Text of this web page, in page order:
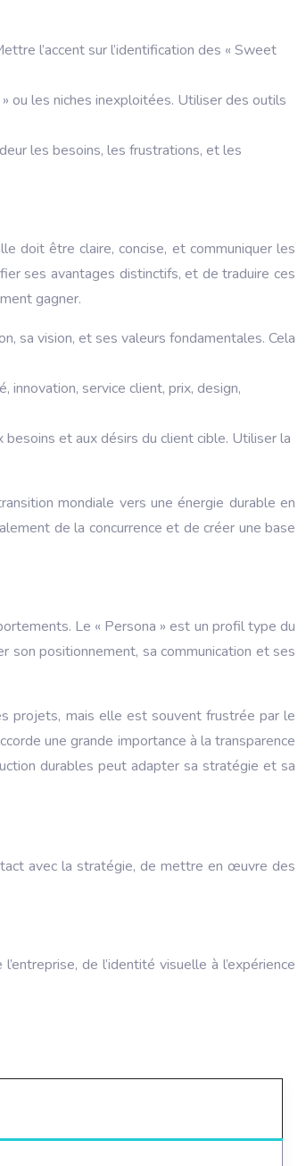
l’accent sur l’identification des « Sweet
ou les niches inexploitées. Utiliser des outils
les besoins, les frustrations, et les
doit être claire, concise, et communiquer les
ses avantages distinctifs, et de traduire ces
gagner.
sa vision, et ses valeurs fondamentales. Cela
service client, prix, design,
et aux désirs du client cible. Utiliser la
mondiale vers une énergie durable en
de la concurrence et de créer une base
Le « Persona » est un profil type du
son positionnement, sa communication et ses
projets, mais elle est souvent frustrée par le
une grande importance à la transparence
durables peut adapter sa stratégie et sa
avec la stratégie, de mettre en œuvre des
de l’identité visuelle à l’expérience